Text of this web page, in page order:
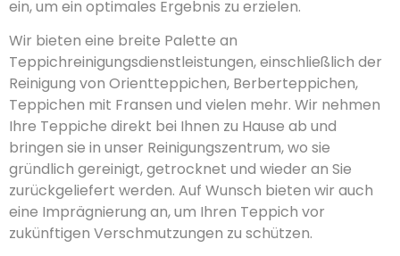
ein, um ein optimales Ergebnis zu erzielen.
Wir bieten eine breite Palette an
Teppichreinigungsdienstleistungen, einschließlich der
Reinigung von Orientteppichen, Berberteppichen,
Teppichen mit Fransen und vielen mehr. Wir nehmen
Ihre Teppiche direkt bei Ihnen zu Hause ab und
bringen sie in unser Reinigungszentrum, wo sie
gründlich gereinigt, getrocknet und wieder an Sie
zurückgeliefert werden. Auf Wunsch bieten wir auch
eine Imprägnierung an, um Ihren Teppich vor
zukünftigen Verschmutzungen zu schützen.